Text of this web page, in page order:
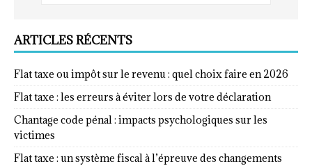
ARTICLES RÉCENTS
Flat taxe ou impôt sur le revenu : quel choix faire en 2026
Flat taxe : les erreurs à éviter lors de votre déclaration
Chantage code pénal : impacts psychologiques sur les
victimes
Flat taxe : un système fiscal à l’épreuve des changements